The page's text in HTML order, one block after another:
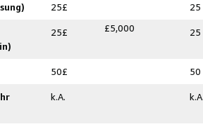
25£ 25
25£ £5,000 25
50£ 50
k.A.